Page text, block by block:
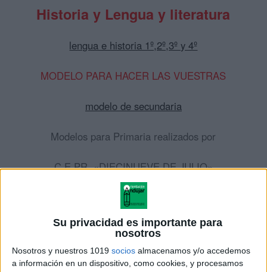
Su privacidad es importante para
nosotros
Nosotros y nuestros 1019 socios almacenamos y/o accedemos
a información en un dispositivo, como cookies, y procesamos
Historia y Lengua y literatura
lengua e historia 1º,2º,3º y 4º
MODELO PARA HACER LAS VUESTRAS
modelo de secundaria
Modelos para Primaria realizados por
C.E.PR. «DIECINUEVE DE JULIO»
Bailén (Jaén)